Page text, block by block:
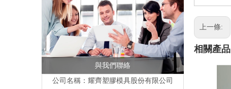
與我們聯絡
公司名稱：耀齊塑膠模具股份有限公司
上一條:
相關產品